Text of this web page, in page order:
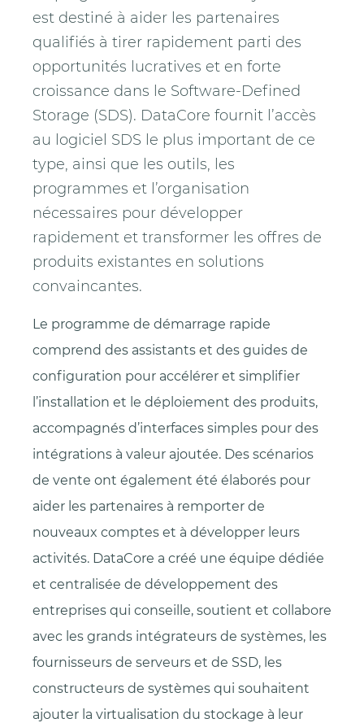
est destiné à aider les partenaires
qualifiés à tirer rapidement parti des
opportunités lucratives et en forte
croissance dans le Software-Defined
Storage (SDS). DataCore fournit l’accès
au logiciel SDS le plus important de ce
type, ainsi que les outils, les
programmes et l’organisation
nécessaires pour développer
rapidement et transformer les offres de
produits existantes en solutions
convaincantes.
Le programme de démarrage rapide
comprend des assistants et des guides de
configuration pour accélérer et simplifier
l’installation et le déploiement des produits,
accompagnés d’interfaces simples pour des
intégrations à valeur ajoutée. Des scénarios
de vente ont également été élaborés pour
aider les partenaires à remporter de
nouveaux comptes et à développer leurs
activités. DataCore a créé une équipe dédiée
et centralisée de développement des
entreprises qui conseille, soutient et collabore
avec les grands intégrateurs de systèmes, les
fournisseurs de serveurs et de SSD, les
constructeurs de systèmes qui souhaitent
ajouter la virtualisation du stockage à leur